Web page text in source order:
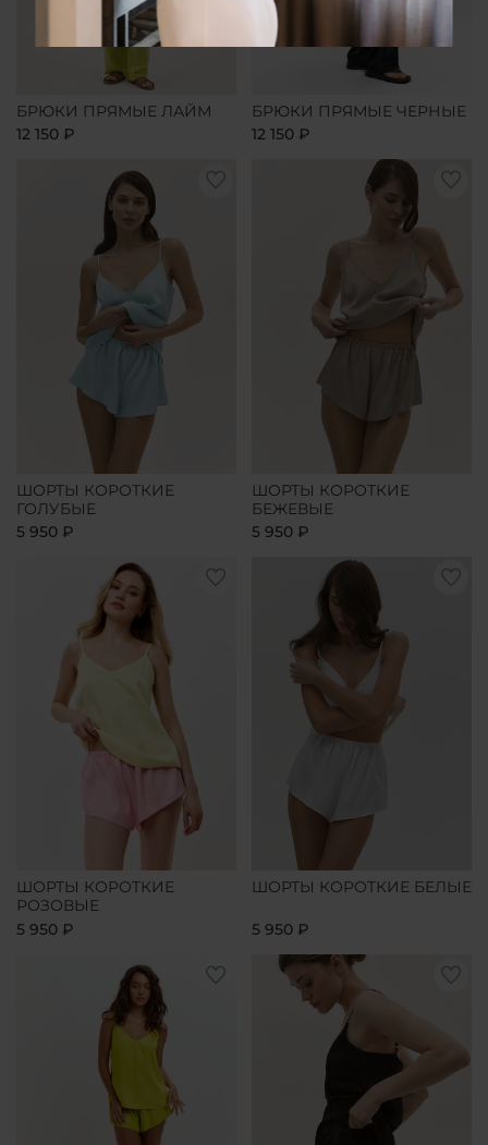
БРЮКИ ПРЯМЫЕ ЛАЙМ
12 150 ₽
БРЮКИ ПРЯМЫЕ ЧЕРНЫЕ
12 150 ₽
ШОРТЫ КОРОТКИЕ
ГОЛУБЫЕ
5 950 ₽
ШОРТЫ КОРОТКИЕ
БЕЖЕВЫЕ
5 950 ₽
ШОРТЫ КОРОТКИЕ
РОЗОВЫЕ
5 950 ₽
ШОРТЫ КОРОТКИЕ БЕЛЫЕ
5 950 ₽